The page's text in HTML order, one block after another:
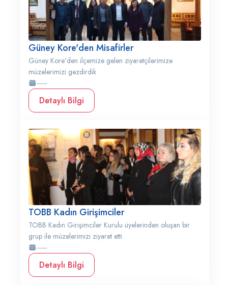
Güney Kore'den Misafirler
Güney Kore'den ilçemize gelen ziyaretçilerimize
müzelerimizi gezdirdik
-----
Detaylı Bilgi
TOBB Kadın Girişimciler
TOBB Kadın Girişimciler Kurulu üyelerinden oluşan bir
grup ile müzelerimizi ziyaret etti
-----
Detaylı Bilgi